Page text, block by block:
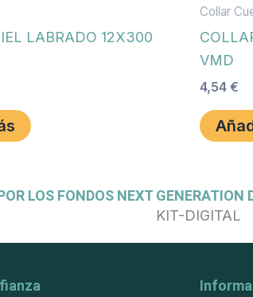
LABRADO 12X300
Collar
VMD
4,54 €
LOS FONDOS NEXT GENERATION